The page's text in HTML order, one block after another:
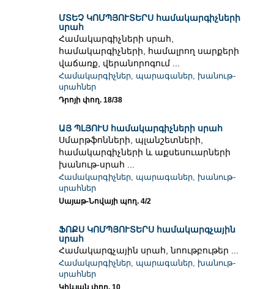
ՄՏԵՉ ԿՈՄՊՅՈՒՏԵՐՍ համակարգիչների
սրահ
Համակարգիչների սրահ,
համակարգիչների, համալրող սարքերի
վաճառք, վերանորոգում ...
Համակարգիչներ, պարագաներ, խանութ-
սրահներ
Դրոյի փող. 18/38
ԱՅ ՊԼՅՈՒՍ համակարգիչների սրահ
Սմարթֆոնների, պլանշետների,
համակարգիչների և աքսեսուարների
խանութ-սրահ ...
Համակարգիչներ, պարագաներ, խանութ-
սրահներ
Սայաթ-Նովայի պող. 4/2
ՖՈՔՍ ԿՈՄՊՅՈՒՏԵՐՍ համակարգչային
սրահ
Համակարգչային սրահ, նոութբութեր ...
Համակարգիչներ, պարագաներ, խանութ-
սրահներ
Կիևյան փող. 10